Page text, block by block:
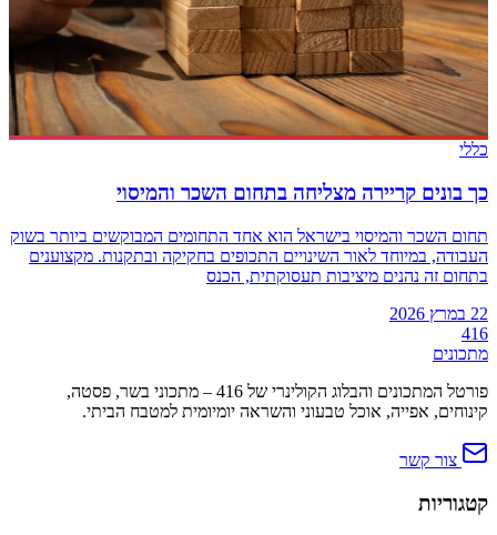
כללי
כך בונים קריירה מצליחה בתחום השכר והמיסוי
תחום השכר והמיסוי בישראל הוא אחד התחומים המבוקשים ביותר בשוק
העבודה, במיוחד לאור השינויים התכופים בחקיקה ובתקנות. מקצוענים
בתחום זה נהנים מיציבות תעסוקתית, הכנס
22 במרץ 2026
416
מתכונים
פורטל המתכונים והבלוג הקולינרי של 416 – מתכוני בשר, פסטה,
קינוחים, אפייה, אוכל טבעוני והשראה יומיומית למטבח הביתי.
צור קשר
קטגוריות